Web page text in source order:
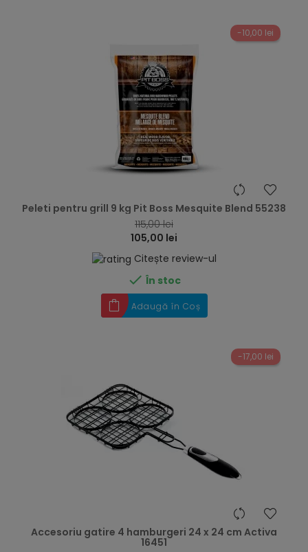
-10,00 lei
Peleti pentru grill 9 kg Pit Boss Mesquite Blend 55238
115,00 lei
105,00 lei
Citește review-ul
 În stoc
Adaugă în Coș
-17,00 lei
Accesoriu gatire 4 hamburgeri 24 x 24 cm Activa
16451